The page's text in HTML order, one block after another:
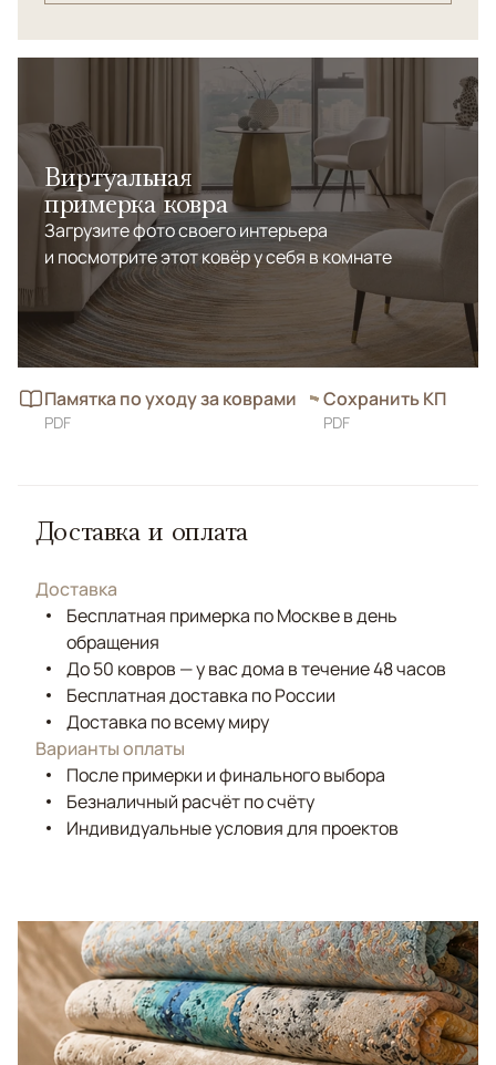
Виртуальная
примерка ковра
Загрузите фото своего интерьера
и посмотрите этот ковёр у себя в комнате
Памятка по уходу за коврами
PDF
Сохранить КП
PDF
Доставка и оплата
Доставка
Бесплатная примерка по Москве в день
обращения
До 50 ковров — у вас дома в течение 48 часов
Бесплатная доставка по России
Доставка по всему миру
Варианты оплаты
После примерки и финального выбора
Безналичный расчёт по счёту
Индивидуальные условия для проектов